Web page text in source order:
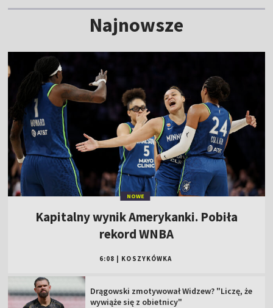
Najnowsze
NOWE
Kapitalny wynik Amerykanki. Pobiła
rekord WNBA
6:08 KOSZYKÓWKA
Drągowski zmotywował Widzew? "Liczę, że
wywiąże się z obietnicy"